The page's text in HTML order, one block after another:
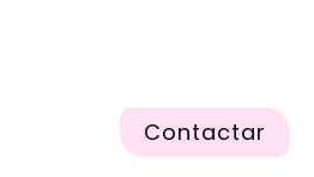
Contactar